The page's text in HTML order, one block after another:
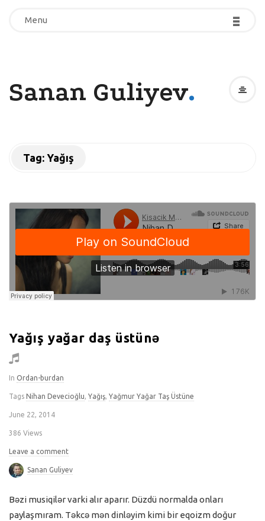
Menu -
-
-
Menu -
-
-
Sanan Guliyev.
Tag: Yağış
Yağış yağar daş üstünə
In Ordan-burdan
Tags Nihan Devecioğlu, Yağış, Yağmur Yağar Taş Üstüne
June 22, 2014
386 Views
Leave a comment
Sanan Guliyev
Bəzi musiqilər varki alır aparır. Düzdü normalda onları
paylaşmıram. Təkcə mən dinləyim kimi bir eqoizm doğur